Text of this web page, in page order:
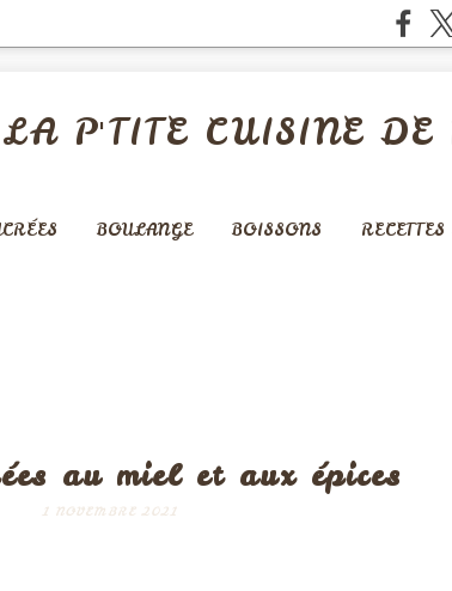
LA P'TITE CUISINE DE
BOULANGE BOISSONS
au miel et aux épices
1 NOVEMBRE 2021